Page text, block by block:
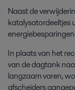
Naast de
katalysatordeeltjes
In plaats van het
van de dagtank
langzaam varen,
afscheiders